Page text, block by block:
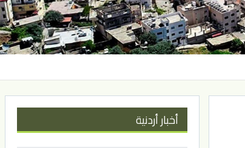
أخبار أردنية